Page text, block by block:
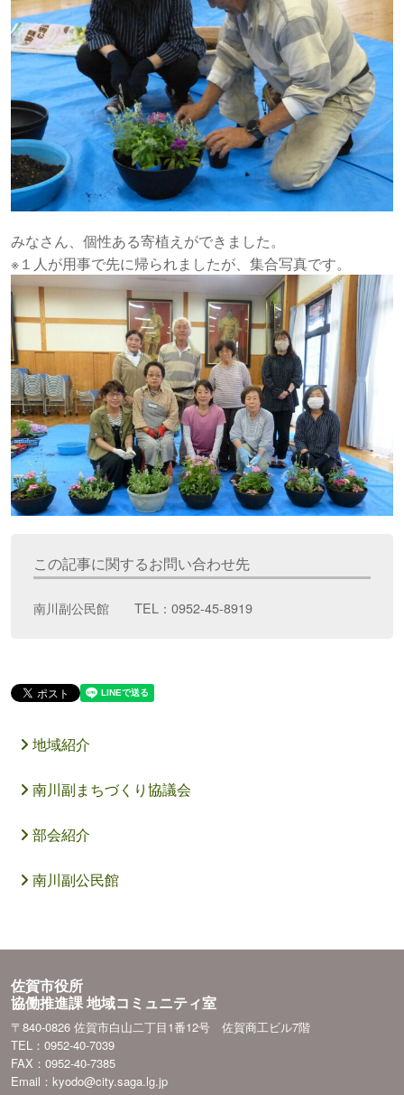
みなさん、個性ある寄植えができました。
※１人が用事で先に帰られましたが、集合写真です。
この記事に関するお問い合わせ先
南川副公民館 TEL：0952-45-8919
地域紹介
南川副まちづくり協議会
部会紹介
南川副公民館
佐賀市役所
協働推進課 地域コミュニティ室
〒840-0826 佐賀市白山二丁目1番12号 佐賀商工ビル7階
TEL：0952-40-7039
FAX：0952-40-7385
Email：kyodo@city.saga.lg.jp